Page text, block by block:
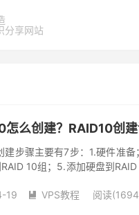
分享网站
怎么创建？RAID10创
建步骤主要有7步：1.硬件准
10组；5.添加硬盘到
19  VPS教程 阅读